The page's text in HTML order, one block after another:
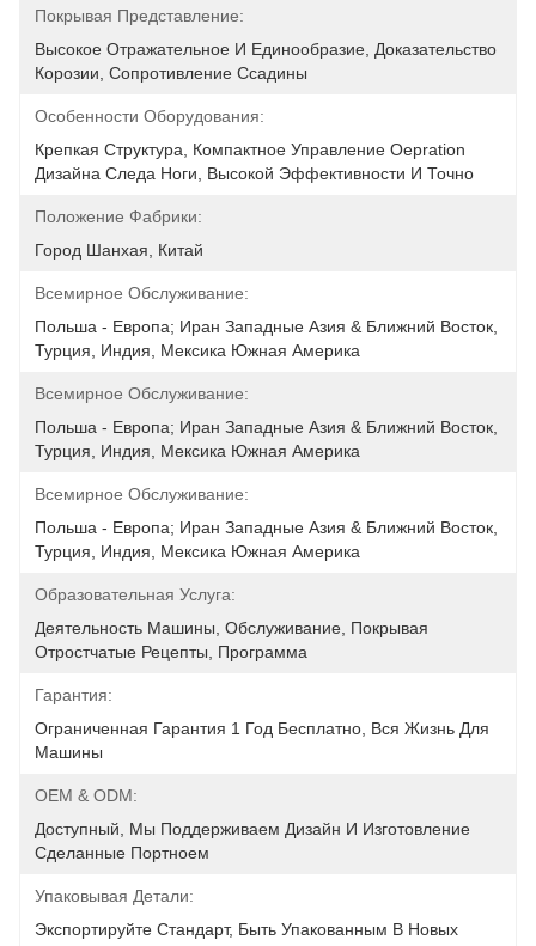
Покрывая Представление:
Высокое Отражательное И Единообразие, Доказательство
Корозии, Сопротивление Ссадины
Особенности Оборудования:
Крепкая Структура, Компактное Управление Oepration
Дизайна Следа Ноги, Высокой Эффективности И Точно
Положение Фабрики:
Город Шанхая, Китай
Всемирное Обслуживание:
Польша - Европа; Иран Западные Азия & Ближний Восток,
Турция, Индия, Мексика Южная Америка
Всемирное Обслуживание:
Польша - Европа; Иран Западные Азия & Ближний Восток,
Турция, Индия, Мексика Южная Америка
Всемирное Обслуживание:
Польша - Европа; Иран Западные Азия & Ближний Восток,
Турция, Индия, Мексика Южная Америка
Образовательная Услуга:
Деятельность Машины, Обслуживание, Покрывая
Отростчатые Рецепты, Программа
Гарантия:
Ограниченная Гарантия 1 Год Бесплатно, Вся Жизнь Для
Машины
OEM & ODM:
Доступный, Мы Поддерживаем Дизайн И Изготовление
Сделанные Портноем
Упаковывая Детали:
Экспортируйте Стандарт, Быть Упакованным В Новых